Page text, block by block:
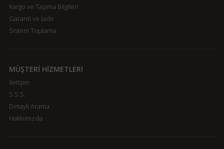
Kargo ve Taşıma Bilgileri
Garanti ve İade
Sistem Toplama
MÜŞTERİ HİZMETLERİ
İletişim
S.S.S.
Detaylı Arama
Hakkımızda